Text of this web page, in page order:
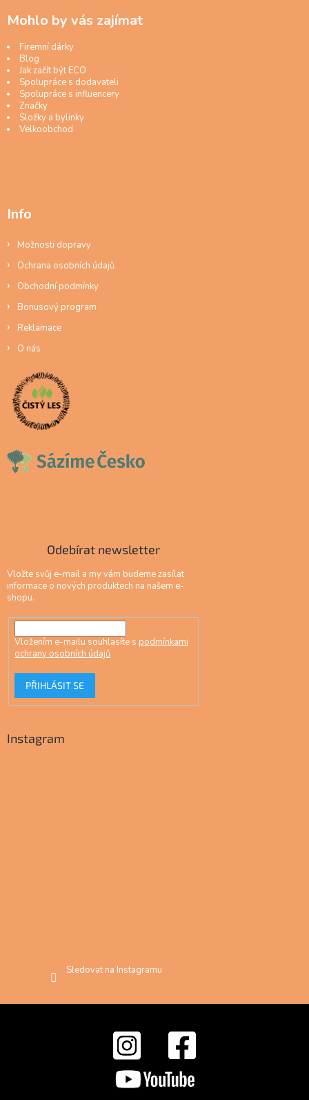
Mohlo by vás zajímat
Firemní dárky
Blog
Jak začít být ECO
Spolupráce s dodavateli
Spolupráce s influencery
Značky
Složky a bylinky
Velkoobchod
Info
Možnosti dopravy
Ochrana osobních údajů
Obchodní podmínky
Bonusový program
Reklamace
O nás
Odebírat newsletter
Vložte svůj e-mail a my vám budeme zasílat
informace o nových produktech na našem e-
shopu.
Vložením e-mailu souhlasíte s podmínkami
ochrany osobních údajů
PŘIHLÁSIT SE
Instagram
Sledovat na Instagramu